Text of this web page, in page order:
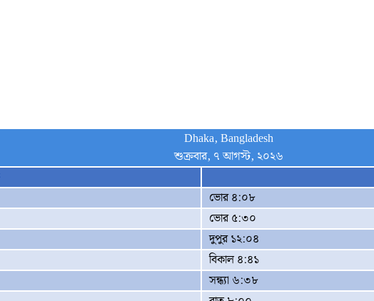
Dhaka, Bangladesh
শুক্রবার, ৭ আগস্ট, ২০২৬
ভোর ৪:০৮
ভোর ৫:৩০
দুপুর ১২:০৪
বিকাল ৪:৪১
সন্ধ্যা ৬:৩৮